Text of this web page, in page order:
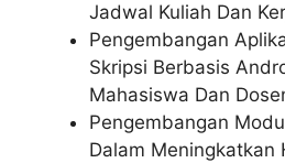
Jadwal Kuliah Dan
Pengembangan
Skripsi Berbasis
Mahasiswa Dan
Pengembangan
Dalam Meningkatkan